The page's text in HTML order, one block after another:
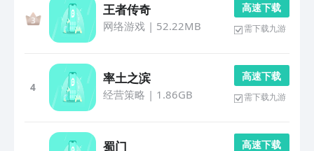
王者传奇
网络游戏| 52.22MB
高 速 下 载
需下载九游
4
率土之滨
经营策略 | 1.86GB
高 速 下 载
需下载九游
蜀门 高 速 下 载